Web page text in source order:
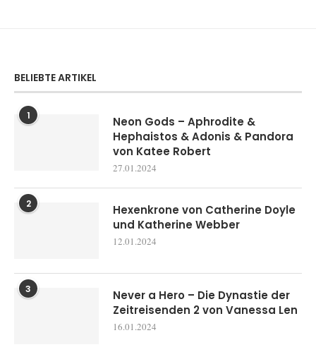
BELIEBTE ARTIKEL
1
Neon Gods – Aphrodite &
Hephaistos & Adonis & Pandora
von Katee Robert
27.01.2024
2
Hexenkrone von Catherine Doyle
und Katherine Webber
12.01.2024
3
Never a Hero – Die Dynastie der
Zeitreisenden 2 von Vanessa Len
16.01.2024